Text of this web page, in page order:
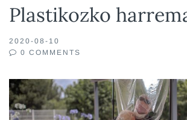
Plastikozko
2020-08-10
0 COMMENTS